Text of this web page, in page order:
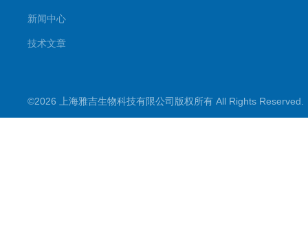
新闻中心
技术文章
©2026 上海雅吉生物科技有限公司版权所有 All Rights